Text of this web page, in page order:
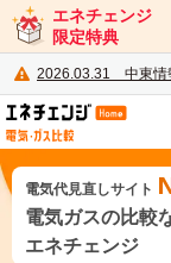
エネチェンジ
限定特典
2026.03.31
電気代見直しサイト
電気ガスの比較
エネチェンジ